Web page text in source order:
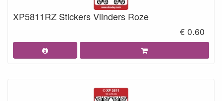
XP5811RZ Stickers Vlinders Roze
€ 0.60